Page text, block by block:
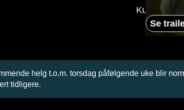
Se
helg t.o.m. torsdag påfølgende uke blir
tidligere.